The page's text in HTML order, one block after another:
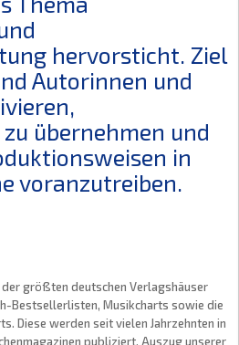
hervorsticht. Ziel
Autorinnen und
übernehmen und
in
voranzutreiben.
größten deutschen Verlagshäuser
Bestsellerlisten, Musikcharts sowie die
Diese werden seit vielen Jahrzehnten in
publiziert. Auszug unserer